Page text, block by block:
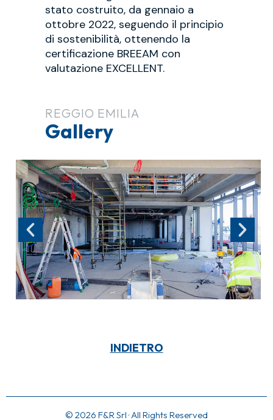
stato costruito, da gennaio a
ottobre 2022, seguendo il principio
di sostenibilità, ottenendo la
certificazione BREEAM con
valutazione EXCELLENT.
REGGIO EMILIA
Gallery
INDIETRO
© 2026 F&R Srl · All Rights Reserved